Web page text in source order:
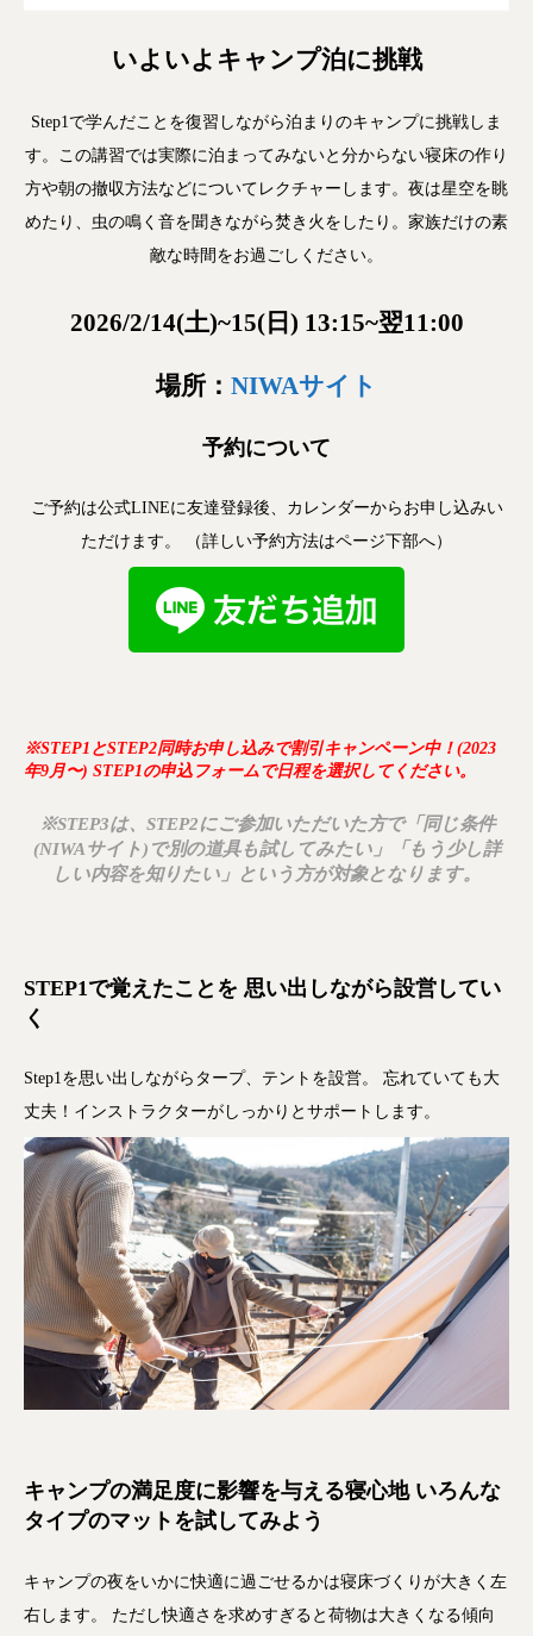
いよいよキャンプ泊に挑戦
Step1で学んだことを復習しながら泊まりのキャンプに挑戦しま
す。この講習では実際に泊まってみないと分からない寝床の作り
方や朝の撤収方法などについてレクチャーします。夜は星空を眺
めたり、虫の鳴く音を聞きながら焚き火をしたり。家族だけの素
敵な時間をお過ごしください。
2026/2/14(土)~15(日) 13:15~翌11:00
場所： NIWAサイト
予約について
ご予約は公式LINEに友達登録後、カレンダーからお申し込みい
ただけます。 （詳しい予約方法はページ下部へ）
※STEP1とSTEP2同時お申し込みで割引キャンペーン中！(2023
年9月〜) STEP1の申込フォームで日程を選択してください。
※STEP3は、STEP2にご参加いただいた方で「同じ条件
(NIWAサイト)で別の道具も試してみたい」「もう少し詳
しい内容を知りたい」という方が対象となります。
STEP1で覚えたことを 思い出しながら設営してい
く
Step1を思い出しながらタープ、テントを設営。 忘れていても大
丈夫！インストラクターがしっかりとサポートします。
キャンプの満足度に影響を与える寝心地 いろんな
タイプのマットを試してみよう
キャンプの夜をいかに快適に過ごせるかは寝床づくりが大きく左
右します。 ただし快適さを求めすぎると荷物は大きくなる傾向